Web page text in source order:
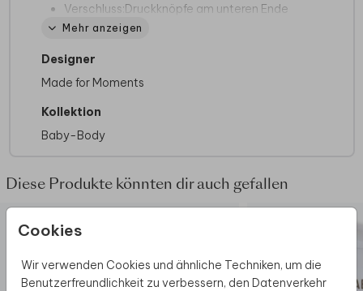
Cookies
Wir verwenden Cookies und ähnliche Techniken, um die
Benutzerfreundlichkeit zu verbessern, den Datenverkehr
Verschluss:Druckknöpfe am unteren Ende
und praktische Umschlaghalsausschnitt
Größen
Bedruckbar mit:
Mehr anzeigen
Designer
Made for Moments
Kollektion
Baby-Body
Diese Produkte könnten dir auch gefallen